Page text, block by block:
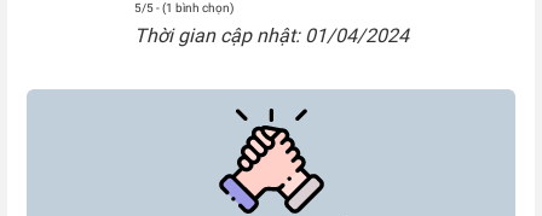
5/5 - (1 bình chọn)
Thời gian cập nhật: 01/04/2024